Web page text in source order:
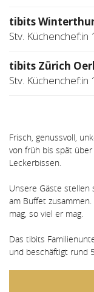
tibits
Stv. Küchenchef:in
tibits Zürich
Stv. Küchenchef:in
Frisch, genussvoll,
von früh bis spät
Leckerbissen.
Unsere Gäste stellen
am Buffet
mag, so viel er mag.
Das tibits
und beschäftigt rund